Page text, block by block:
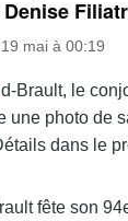
mai à 00:19
Brault, le
une photo de
dans le
fête son